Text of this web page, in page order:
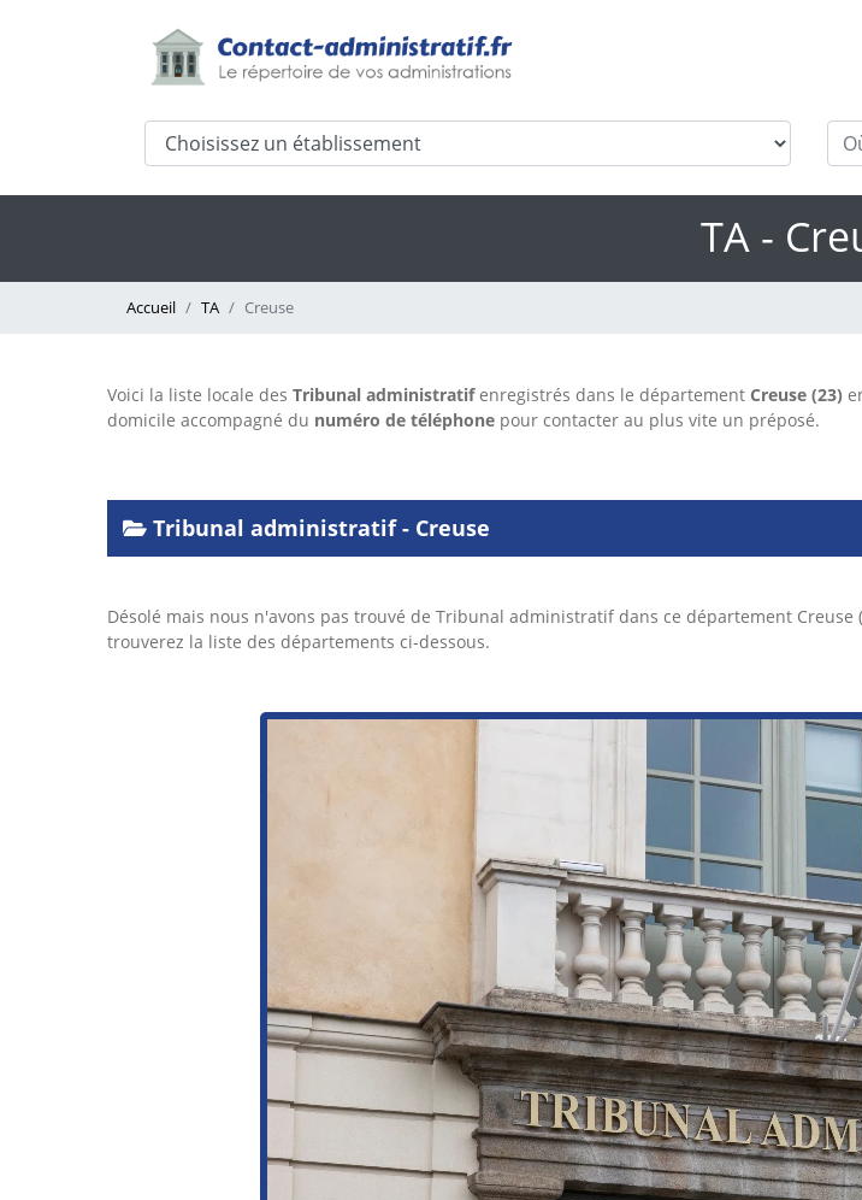
TA -
Accueil TA Creuse
Voici la liste locale des Tribunal administratifenregistrés dans le département Creuse (23)
domicile accompagné du numéro de téléphone pour contacter au plus vite un préposé.
Tribunal administratif - Creuse
Désolé mais nous n'avons pas trouvé de Tribunal administratif dans ce département
trouverez la liste des départements ci-dessous.